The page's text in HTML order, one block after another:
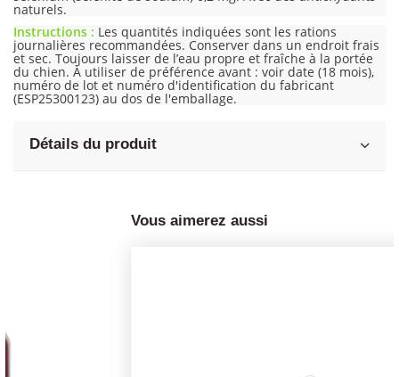
naturels.
Instructions : Les quantités indiquées sont les rations
journalières recommandées. Conserver dans un endroit frais
et sec. Toujours laisser de l’eau propre et fraîche à la portée
du chien. À utiliser de préférence avant : voir date (18 mois),
numéro de lot et numéro d'identification du fabricant
(ESP25300123) au dos de l'emballage.
Détails du produit
Vous aimerez aussi